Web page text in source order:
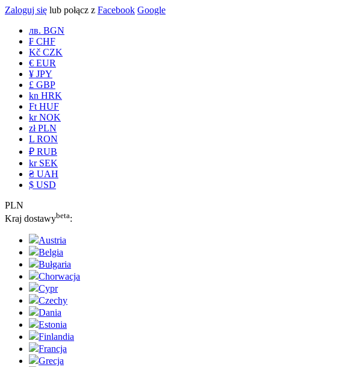
Zaloguj się lub połącz z Facebook Google
лв. BGN
₣ CHF
Kč CZK
€ EUR
¥ JPY
£ GBP
kn HRK
Ft HUF
kr NOK
zł PLN
L RON
₽ RUB
kr SEK
₴ UAH
$ USD
PLN
Kraj dostawybeta:
Austria
Belgia
Bułgaria
Chorwacja
Cypr
Czechy
Dania
Estonia
Finlandia
Francja
Grecja